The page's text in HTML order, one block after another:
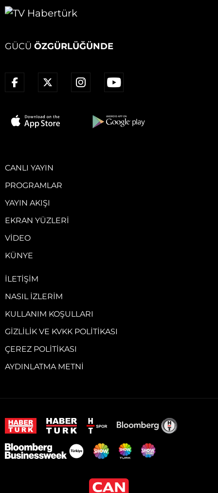
GÜCÜ ÖZGÜRLÜĞÜNDE
CANLI YAYIN
PROGRAMLAR
YAYIN AKIŞI
EKRAN YÜZLERI
VIDEO
KÜNYE
İLETIŞIM
NASIL İZLERIM
KULLANIM KOŞULLARI
GIZLILIK VE KVKK POLITIKASI
ÇEREZ POLITIKASI
AYDINLATMA METNI